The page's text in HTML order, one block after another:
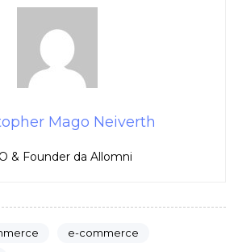
Mago Neiverth
& Founder da Allomni
e-commerce